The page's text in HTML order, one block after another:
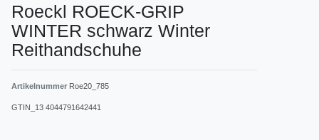
Roeckl ROECK-GRIP
WINTER schwarz Winter
Reithandschuhe
Artikelnummer Roe20_785
GTIN_13 4044791642441